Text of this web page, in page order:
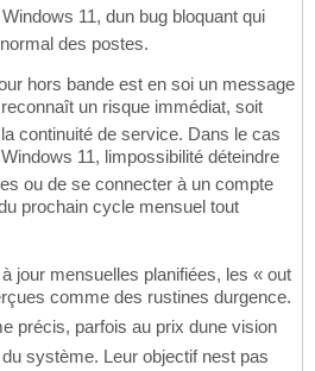
11, dun bug bloquant qui
des postes.
hors bande est en soi un message
reconnaît un risque immédiat, soit
continuité de service. Dans le cas
11, limpossibilité déteindre
ou de se connecter à un compte
prochain cycle mensuel tout
jour mensuelles planifiées, les « out
comme des rustines durgence.
précis, parfois au prix dune vision
système. Leur objectif nest pas